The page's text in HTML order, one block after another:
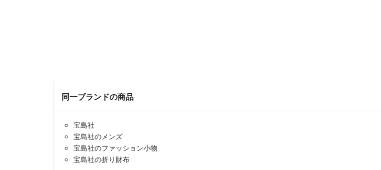
同一ブランドの商品
宝島社
宝島社のメンズ
宝島社のファッション小物
宝島社の折り財布